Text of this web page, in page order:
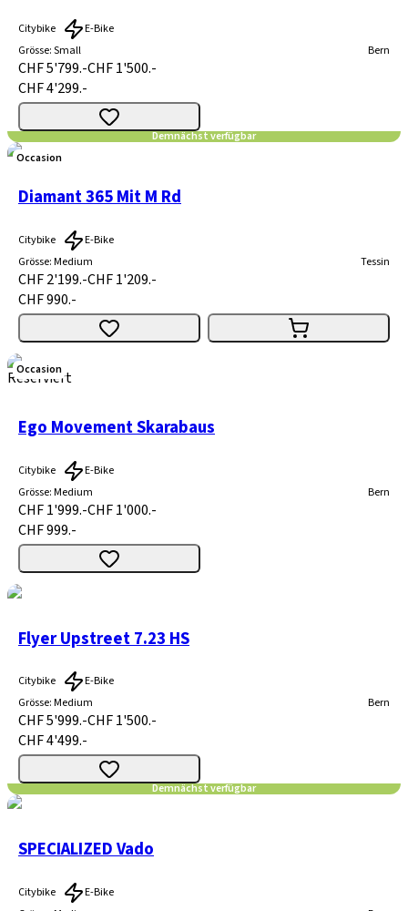
Demnächst verfügbar
Citybike
E-Bike
Grösse:Small Bern
CHF 5'799.-CHF 1'500.-
CHF 4'299.-
Occasion
Diamant 365 Mit M Rd
Citybike
E-Bike
Grösse:Medium Tessin
CHF 2'199.-CHF 1'209.-
CHF 990.-
Reserviert
Occasion
Ego Movement Skarabaus
Citybike
E-Bike
Grösse:Medium Bern
CHF 1'999.-CHF 1'000.-
CHF 999.-
Demnächst verfügbar
Flyer Upstreet 7.23 HS
Citybike
E-Bike
Grösse:Medium Bern
CHF 5'999.-CHF 1'500.-
CHF 4'499.-
SPECIALIZED Vado
Citybike
E-Bike